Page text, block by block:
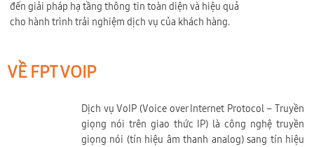
đến giải pháp hạ tầng thông tin toàn diện và hiệu quả
cho hành trình trải nghiệm dịch vụ của khách hàng.
VỀ FPT VOIP
Dịch vụ VoIP (Voice over Internet Protocol – Truyền
giọng nói trên giao thức IP) là công nghệ truyền
giọng nói (tín hiệu âm thanh analog) sang tín hiệu